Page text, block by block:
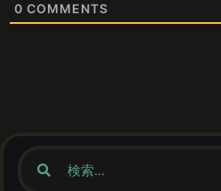
0 COMMENTS